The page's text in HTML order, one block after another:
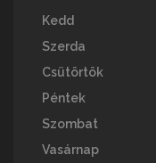
Kedd
Szerda
Csütörtök
Péntek
Szombat
Vasárnap